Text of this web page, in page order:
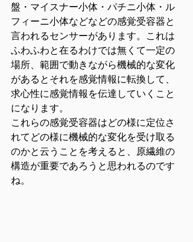
盤・マイスナー小体・パチニ小体・ル
フィーニ小体などなどの感覚受容器と
言われるセンサーがあります。これは
ふわふわと在るわけでは無くて一定の
場所、範囲で動きながら機械的な変化
があるとそれを感覚情報に転換して、
求心性に感覚情報を伝達していくこと
になります。
これらの感覚受容器はどの様に定位さ
れてどの様に機械的な変化を受け取る
のかと云うことを考えると、原繊維の
構造が重要であろうと思われるのです
ね。